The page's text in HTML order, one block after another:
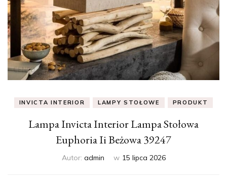
INVICTA INTERIOR LAMPY STOŁOWE PRODUKT
Lampa Invicta Interior Lampa Stołowa
Euphoria Ii Beżowa 39247
Autor: admin w 15 lipca 2026